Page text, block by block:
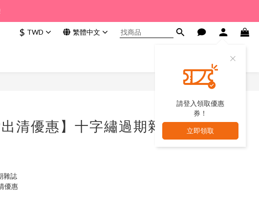
$ TWD 繁體中文
請登入領取優惠
券！
立即領取
出清優惠】十字繡過期雜
雜誌
優惠